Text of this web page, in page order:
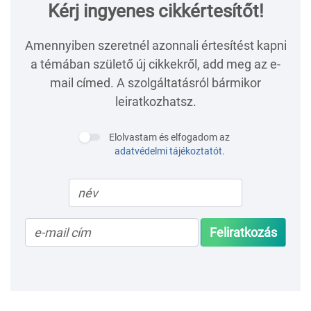
Kérj ingyenes cikkértesítőt!
Amennyiben szeretnél azonnali értesítést kapni
a témában születő új cikkekről, add meg az e-
mail címed. A szolgáltatásról bármikor
leiratkozhatsz.
Elolvastam és elfogadom az
adatvédelmi tájékoztatót.
Feliratkozás